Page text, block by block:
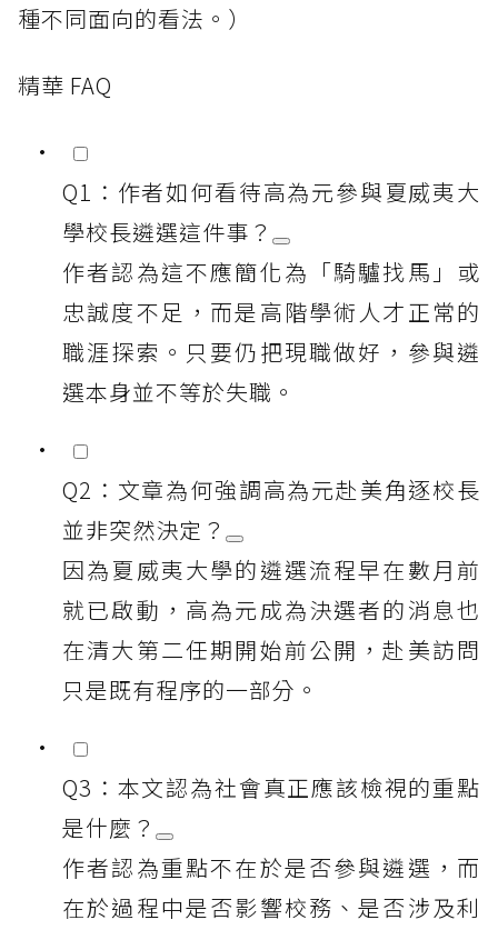
種不同面向的看法。）
精華 FAQ
Q1：作者如何看待高為元參與夏威夷大
學校長遴選這件事？
作者認為這不應簡化為「騎驢找馬」或
忠誠度不足，而是高階學術人才正常的
職涯探索。只要仍把現職做好，參與遴
選本身並不等於失職。
Q2：文章為何強調高為元赴美角逐校長
並非突然決定？
因為夏威夷大學的遴選流程早在數月前
就已啟動，高為元成為決選者的消息也
在清大第二任期開始前公開，赴美訪問
只是既有程序的一部分。
Q3：本文認為社會真正應該檢視的重點
是什麼？
作者認為重點不在於是否參與遴選，而
在於過程中是否影響校務、是否涉及利